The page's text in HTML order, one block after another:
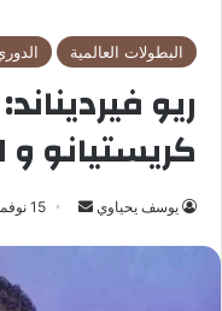
البطولات العالمية
ريو
كريستيانو و
يوسف يحياوي 15 نوفمبر، 2022